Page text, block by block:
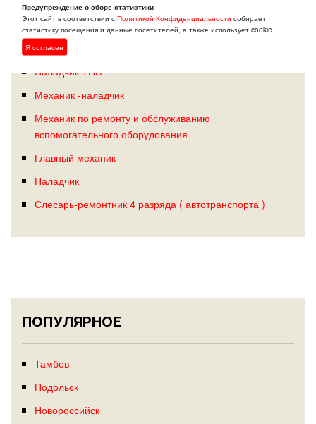
ПОХОЖИЕ ВАКАНСИИ: ЕГОРЬЕВСК
(МОСКОВСКАЯ ОБЛАСТЬ)
Наладчик ТПА
Механик -наладчик
Механик по ремонту и обслуживанию
вспомогательного оборудования
Главный механик
Наладчик
Слесарь-ремонтник 4 разряда ( автотранспорта )
ПОПУЛЯРНОЕ
Тамбов
Подольск
Новороссийск
Предупреждение о сборе статистики
Этот сайт в соответствии сПолитикой Конфиденциальности собирает
статистику посещения и данные посетителей, а также использует cookie.
Я согласен